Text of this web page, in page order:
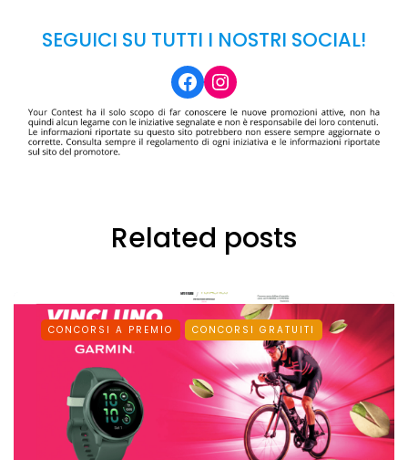
SEGUICI SU TUTTI I NOSTRI SOCIAL!
Facebook
Instagram
Related posts
CONCORSI A PREMIO CONCORSI GRATUITI